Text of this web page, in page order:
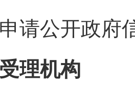
请公开政府
理机构